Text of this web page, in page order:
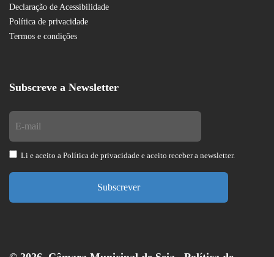
Declaração de Acessibilidade
Política de privacidade
Termos e condições
Subscreve a Newsletter
Li e aceito a Política de privacidade e aceito receber a newsletter.
Subscrever